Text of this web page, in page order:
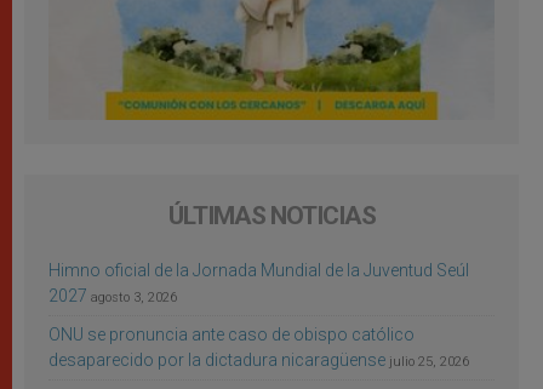
ÚLTIMAS NOTICIAS
Himno oficial de la Jornada Mundial de la Juventud Seúl
2027 agosto 3, 2026
ONU se pronuncia ante caso de obispo católico
desaparecido por la dictadura nicaragüense julio 25, 2026